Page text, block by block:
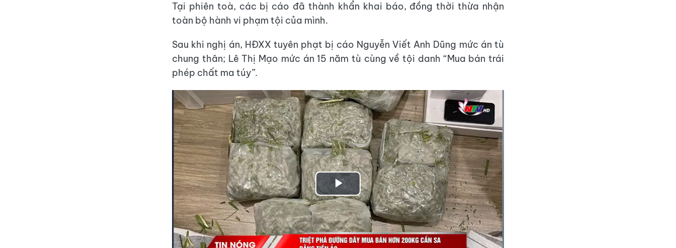
Tại phiên toà, các bị cáo đã thành khẩn khai báo, đồng thời thừa nhận
toàn bộ hành vi phạm tội của mình.
Sau khi nghị án, HĐXX tuyên phạt bị cáo Nguyễn Viết Anh Dũng mức án tù
chung thân; Lê Thị Mạo mức án 15 năm tù cùng về tội danh “Mua bán trái
phép chất ma túy”.
Play
Video